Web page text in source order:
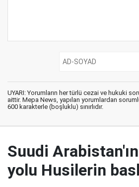
UYARI: Yorumların her türlü cezai ve hukuki
aittir. Mepa News, yapılan yorumlardan
600 karakterle (boşluklu) sınırlıdır.
Suudi
yolu Husilerin